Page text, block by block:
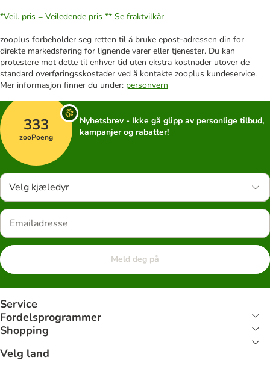
*Veil. pris = Veiledende pris ** Se fraktvilkår
zooplus forbeholder seg retten til å bruke epost-adressen din for
direkte markedsføring for lignende varer eller tjenester. Du kan
protestere mot dette til enhver tid uten ekstra kostnader utover de
standard overføringsskostader ved å kontakte zooplus kundeservice.
Mer informasjon finner du under: personvern
333
zooPoeng
Nyhetsbrev - Ikke gå glipp av personlige tilbud,
kampanjer og rabatter!
Velg kjæledyr
Meld deg på
Service
Fordelsprogrammer
Shopping
Velg land